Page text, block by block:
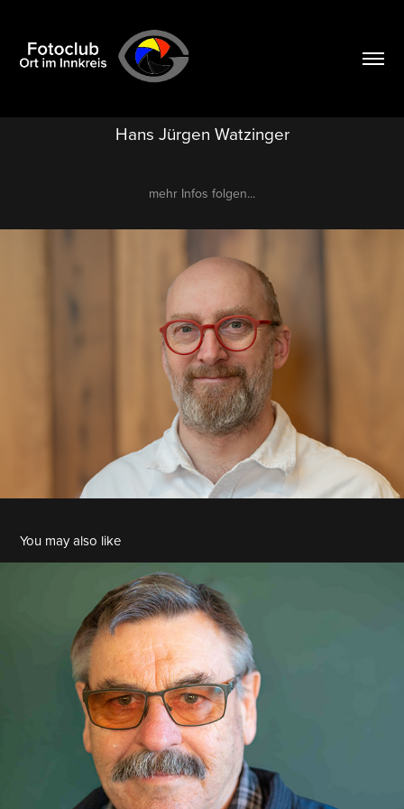
Hans Jürgen Watzinger
mehr Infos folgen...
You may also like
Franz Hebenstreit
2025